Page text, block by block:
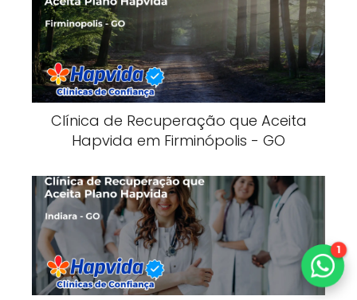
Clínica de Recuperação que Aceita
Hapvida em Firminópolis - GO
1